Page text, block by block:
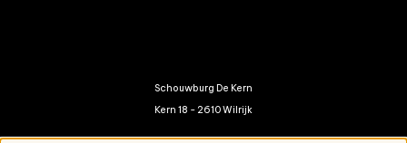
Schouwburg De Kern
Kern 18 - 2610 Wilrijk